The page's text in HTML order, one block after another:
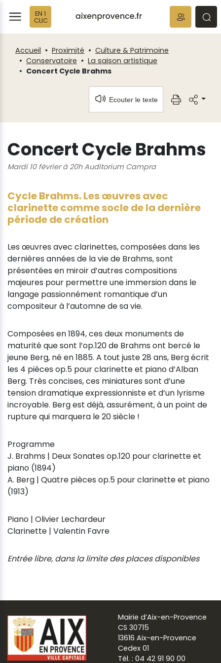
EN 1
CLIC
Accueil Proximité
Culture & Patrimoine
Conservatoire
La saison artistique
Concert Cycle Brahms
Ecouter le texte
Concert Cycle Brahms
Mardi 10 février à 20h Auditorium Campra
Cycle Brahms. Les œuvres avec
clarinette comme socle de la dernière
période de création
Les œuvres avec clarinettes, composées dans les
dernières années de la vie de Brahms, sont
présentées en miroir d’autres compositions
majeures pour permettre une immersion dans le
langage passionnément romantique d’un
compositeur à l’automne de sa vie.
Composées en 1894, ces deux monuments de
maturité que sont l’op.120 de Brahms ont bercé le
jeune Berg, né en 1885. A tout juste 28 ans, Berg écrit
les 4 pièces op.5 pour clarinette et piano d’Alban
Berg. Très concises, ces miniatures sont d’une
tension dramatique expressionniste et d’un lyrisme
incroyable. Berg est déjà, assurément, à un point de
rupture qui marquera le 20 siècle !
Programme
J. Brahms | Deux Sonates op.120 pour clarinette et
piano (1894)
A. Berg | Quatre pièces op.5 pour clarinette et piano
(1913)
Piano | Olivier Lechardeur
Clarinette | Valentin Favre
Entrée libre, dans la limite des places disponibles
Mairie d’Aix-en-Provence
CS 30715
13616 Aix-en-Provence
Cedex 01
Tél. : 04 42 91 90 00
Panneau de gestion des cookies